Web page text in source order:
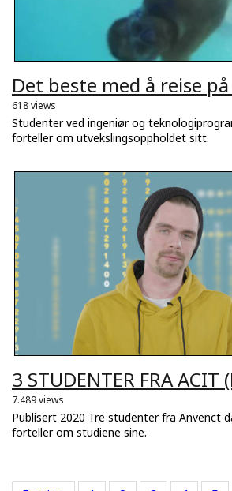
Det beste med å reise
618 views
Studenter ved ingeniør og
forteller om utvekslingsoppholdet sitt.
3 STUDENTER FRA ACIT
7.489 views
Publisert 2020 Tre studenter fra Anvenct
forteller om studiene sine.